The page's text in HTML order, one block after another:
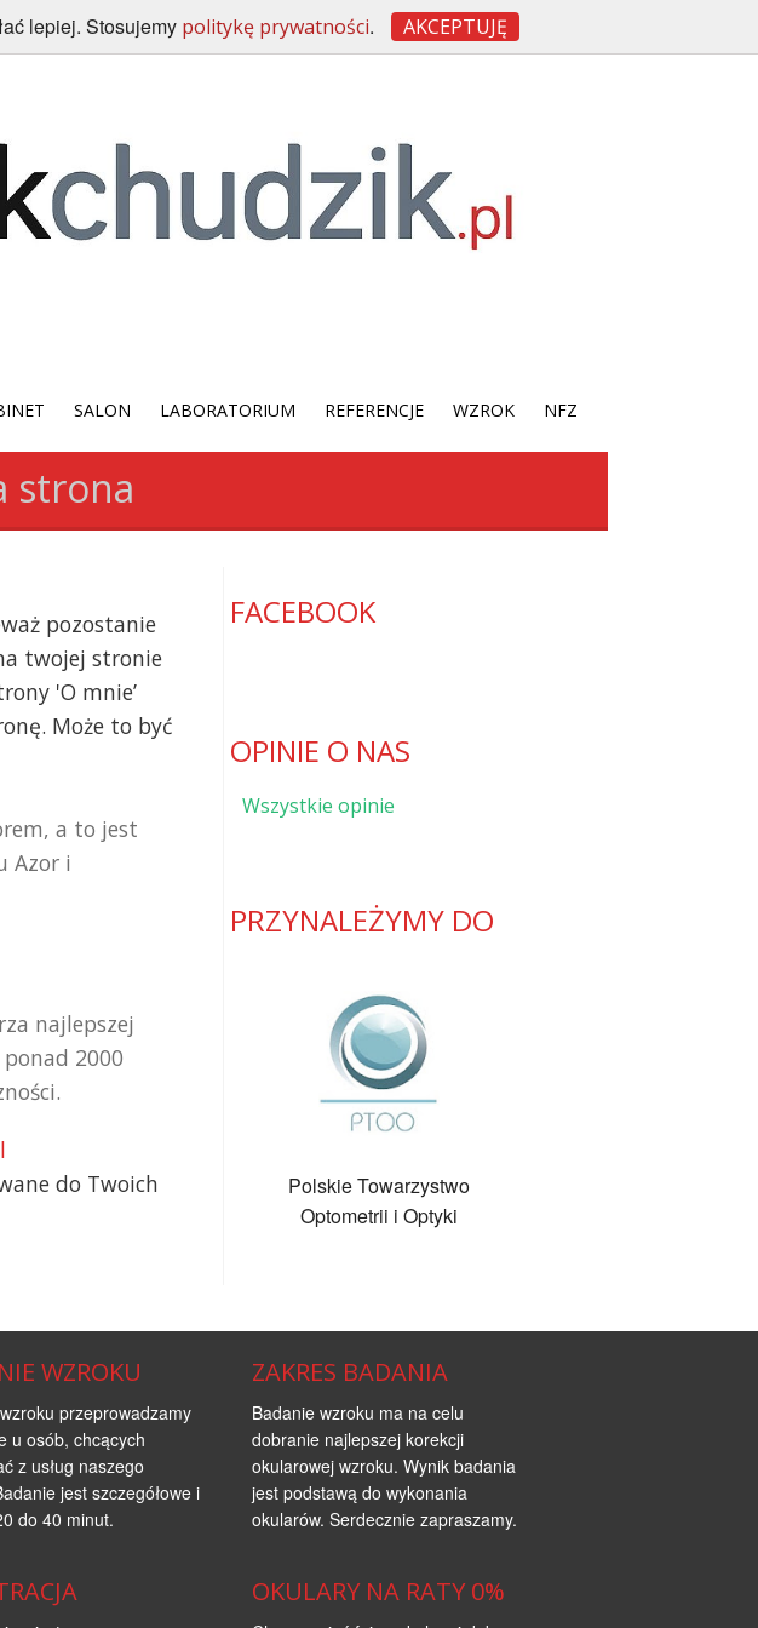
SALON LABORATORIUM REFERENCJE WZROK NFZ
strona
pozostanie
twojej stronie
'O mnie’
Może to być
a to jest
Azor i
najlepszej
2000
do Twoich
FACEBOOK
OPINIE O NAS
Wszystkie opinie
PRZYNALEŻYMY DO
Polskie Towarzystwo
Optometrii i Optyki
WZROKU
przeprowadzamy
u osób, chcących
z usług naszego
jest szczegółowe i
do 40 minut.
ZAKRES BADANIA
Badanie wzroku ma na celu
dobranie najlepszej korekcji
okularowej wzroku. Wynik badania
jest podstawą do wykonania
okularów. Serdecznie zapraszamy.
OKULARY NA RATY 0%
lepiej. Stosujemy politykę prywatności. AKCEPTUJĘ